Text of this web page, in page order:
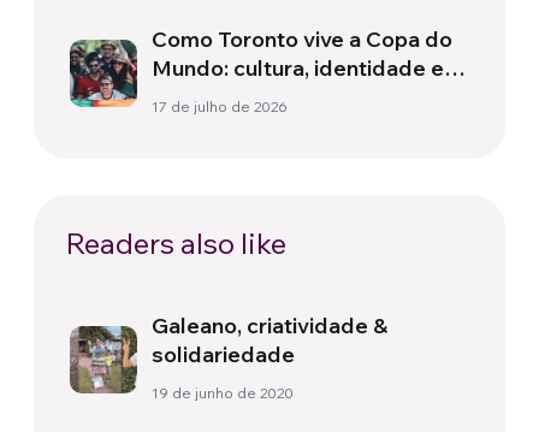
Como Toronto vive a Copa do
Mundo: cultura, identidade e
política para além do campo
17 de julho de 2026
Readers also like
Galeano, criatividade &
solidariedade
19 de junho de 2020